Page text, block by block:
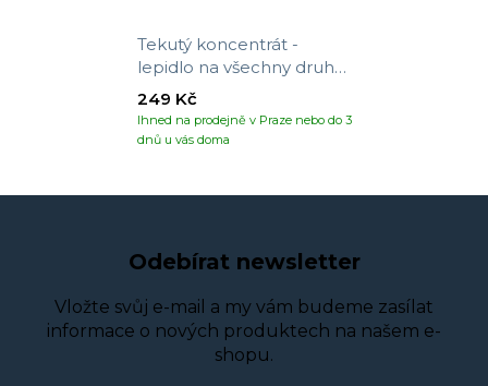
Tekutý koncentrát -
lepidlo na všechny druhy
tapet
Ihned na prodejně v Praze nebo do 3
dnů u vás doma
249 Kč
Odebírat newsletter
Vložte svůj e-mail a my vám budeme zasílat
informace o nových produktech na našem e-
shopu.